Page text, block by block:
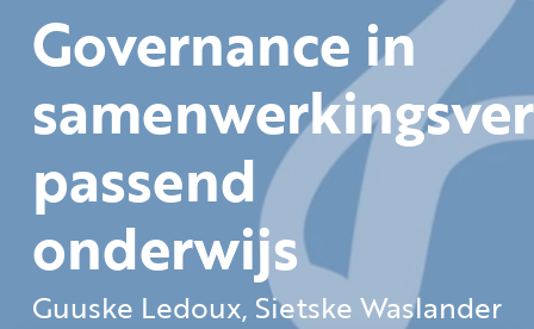
Governance in
passend
onderwijs
Guuske Ledoux, Sietske Waslander